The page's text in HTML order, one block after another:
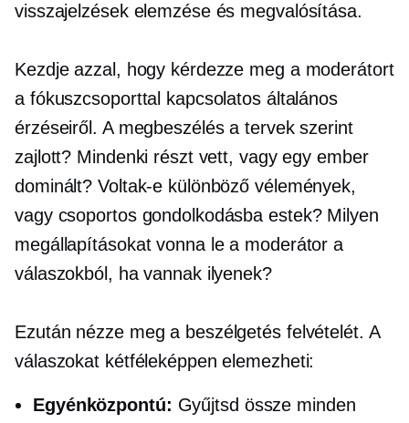
visszajelzések elemzése és megvalósítása.
Kezdje azzal, hogy kérdezze meg a moderátort
a fókuszcsoporttal kapcsolatos általános
érzéseiről. A megbeszélés a tervek szerint
zajlott? Mindenki részt vett, vagy egy ember
dominált? Voltak-e különböző vélemények,
vagy csoportos gondolkodásba estek? Milyen
megállapításokat vonna le a moderátor a
válaszokból, ha vannak ilyenek?
Ezután nézze meg a beszélgetés felvételét. A
válaszokat kétféleképpen elemezheti:
Egyénközpontú: Gyűjtsd össze minden